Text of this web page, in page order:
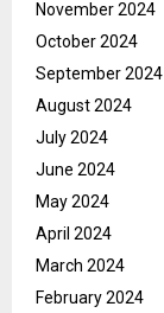
November 2024
October 2024
September 2024
August 2024
July 2024
June 2024
May 2024
April 2024
March 2024
February 2024